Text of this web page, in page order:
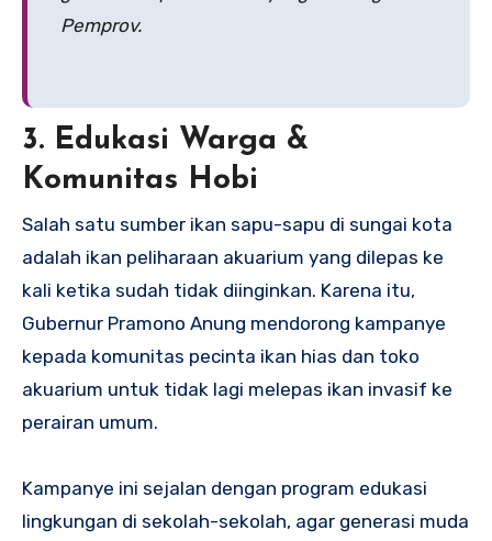
Pemprov.
3. Edukasi Warga &
Komunitas Hobi
Salah satu sumber ikan sapu-sapu di sungai kota
adalah ikan peliharaan akuarium yang dilepas ke
kali ketika sudah tidak diinginkan. Karena itu,
Gubernur Pramono Anung mendorong kampanye
kepada komunitas pecinta ikan hias dan toko
akuarium untuk tidak lagi melepas ikan invasif ke
perairan umum.
Kampanye ini sejalan dengan program edukasi
lingkungan di sekolah-sekolah, agar generasi muda